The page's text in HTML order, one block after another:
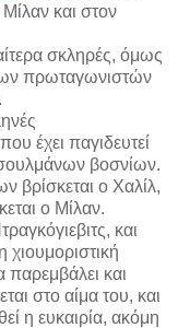
και στον
σκληρές, όμως
πρωταγωνιστών
έχει παγιδευτεί
βοσνίων.
βρίσκεται ο Χαλίλ,
ο Μίλαν.
και
παρεμβάλει και
στο αίμα του, και
η ευκαιρία, ακόμη